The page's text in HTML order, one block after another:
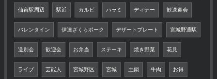
仙台駅周辺 駅近 カルビ ハラミ ディナー 歓送迎会
バレンタイン 伊達ざくらポーク デザートプレート 宮城野通駅
送別会 歓迎会 お弁当 ステーキ 焼き野菜 花見
ライブ 芸能人 宮城野区 宮城 土鍋 牛肉 お得